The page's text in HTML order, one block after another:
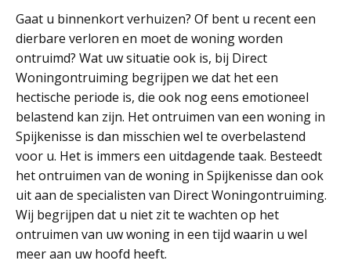
Gaat u binnenkort verhuizen? Of bent u recent een
dierbare verloren en moet de woning worden
ontruimd? Wat uw situatie ook is, bij Direct
Woningontruiming begrijpen we dat het een
hectische periode is, die ook nog eens emotioneel
belastend kan zijn. Het ontruimen van een woning in
Spijkenisse is dan misschien wel te overbelastend
voor u. Het is immers een uitdagende taak. Besteedt
het ontruimen van de woning in Spijkenisse dan ook
uit aan de specialisten van Direct Woningontruiming.
Wij begrijpen dat u niet zit te wachten op het
ontruimen van uw woning in een tijd waarin u wel
meer aan uw hoofd heeft.